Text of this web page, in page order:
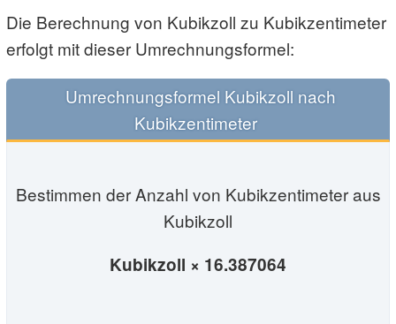
Die Berechnung von Kubikzoll zu Kubikzentimeter
erfolgt mit dieser Umrechnungs­­­formel:
Umrechnungsformel Kubikzoll nach
Kubikzentimeter
Bestimmen der Anzahl von Kubikzentimeter aus
Kubikzoll
Kubikzoll × 16.387064